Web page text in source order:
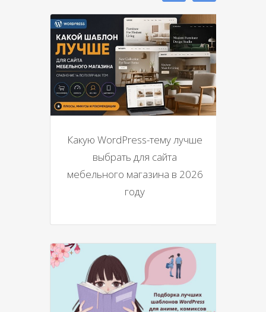
Какую WordPress-тему лучше
выбрать для сайта
мебельного магазина в 2026
году